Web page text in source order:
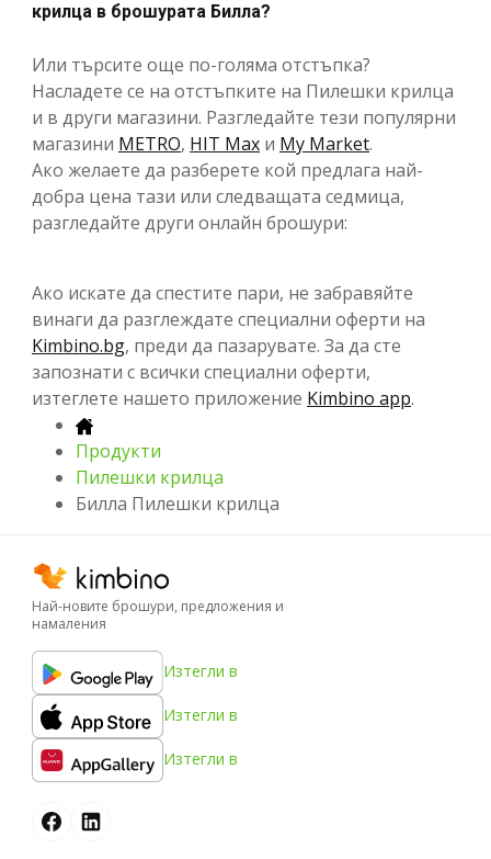
крилца в брошурата Билла?
Или търсите още по-голяма отстъпка?
Насладете се на отстъпките на Пилешки крилца
и в други магазини. Разгледайте тези популярни
магазини METRO, HIT Max и My Market.
Ако желаете да разберете кой предлага най-
добра цена тази или следващата седмица,
разгледайте други онлайн брошури:
Ако искате да спестите пари, не забравяйте
винаги да разглеждате специални оферти на
Kimbino.bg, преди да пазарувате. За да сте
запознати с всички специални оферти,
изтеглете нашето приложение Kimbino app.
Продукти
Пилешки крилца
Билла Пилешки крилца
Най-новите брошури, предложения и
намаления
Изтегли в
Изтегли в
Изтегли в